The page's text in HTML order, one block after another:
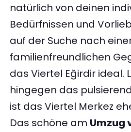
natürlich von deinen
Bedürfnissen und
auf der Suche nach
familienfreundlichen
das Viertel Eğirdir ideal.
hingegen das
ist das Viertel Merkez
Das schöne am Umzug